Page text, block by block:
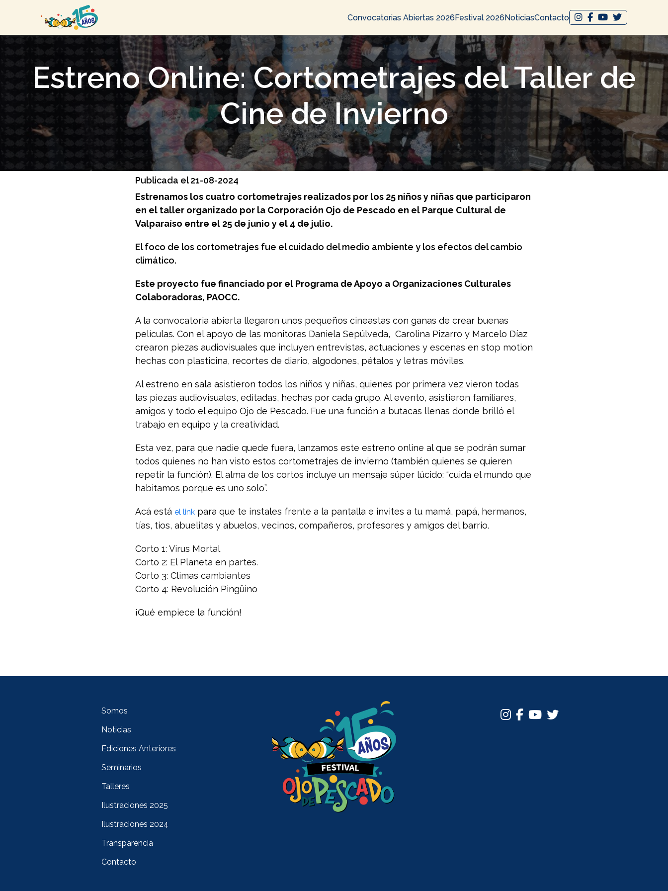
Convocatorias Abiertas 2026Festival 2026NoticiasContacto
Estreno Online: Cortometrajes del Taller de
Cine de Invierno
Publicada el 21-08-2024
Estrenamos los cuatro cortometrajes realizados por los 25 niños y niñas que participaron
en el taller organizado por la Corporación Ojo de Pescado en el Parque Cultural de
Valparaíso entre el 25 de junio y el 4 de julio.
El foco de los cortometrajes fue el cuidado del medio ambiente y los efectos del cambio
climático.
Este proyecto fue financiado por el Programa de Apoyo a Organizaciones Culturales
Colaboradoras, PAOCC.
A la convocatoria abierta llegaron unos pequeños cineastas con ganas de crear buenas
películas. Con el apoyo de las monitoras Daniela Sepúlveda, Carolina Pizarro y Marcelo Díaz
crearon piezas audiovisuales que incluyen entrevistas, actuaciones y escenas en stop motion
hechas con plasticina, recortes de diario, algodones, pétalos y letras móviles.
Al estreno en sala asistieron todos los niños y niñas, quienes por primera vez vieron todas
las piezas audiovisuales, editadas, hechas por cada grupo. Al evento, asistieron familiares,
amigos y todo el equipo Ojo de Pescado. Fue una función a butacas llenas donde brilló el
trabajo en equipo y la creatividad.
Esta vez, para que nadie quede fuera, lanzamos este estreno online al que se podrán sumar
todos quienes no han visto estos cortometrajes de invierno (también quienes se quieren
repetir la función). El alma de los cortos incluye un mensaje súper lúcido: “cuida el mundo que
habitamos porque es uno solo”.
Acá está el link para que te instales frente a la pantalla e invites a tu mamá, papá, hermanos,
tías, tíos, abuelitas y abuelos, vecinos, compañeros, profesores y amigos del barrio.
Corto 1: Virus Mortal
Corto 2: El Planeta en partes.
Corto 3: Climas cambiantes
Corto 4: Revolución Pingüino
¡Qué empiece la función!
Somos
Noticias
Ediciones Anteriores
Seminarios
Talleres
Ilustraciones 2025
Ilustraciones 2024
Transparencia
Contacto